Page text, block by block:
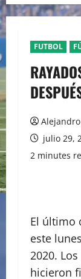
FUTBOL
julio 29,
2 minutes
El último
este
2020.
hicieron